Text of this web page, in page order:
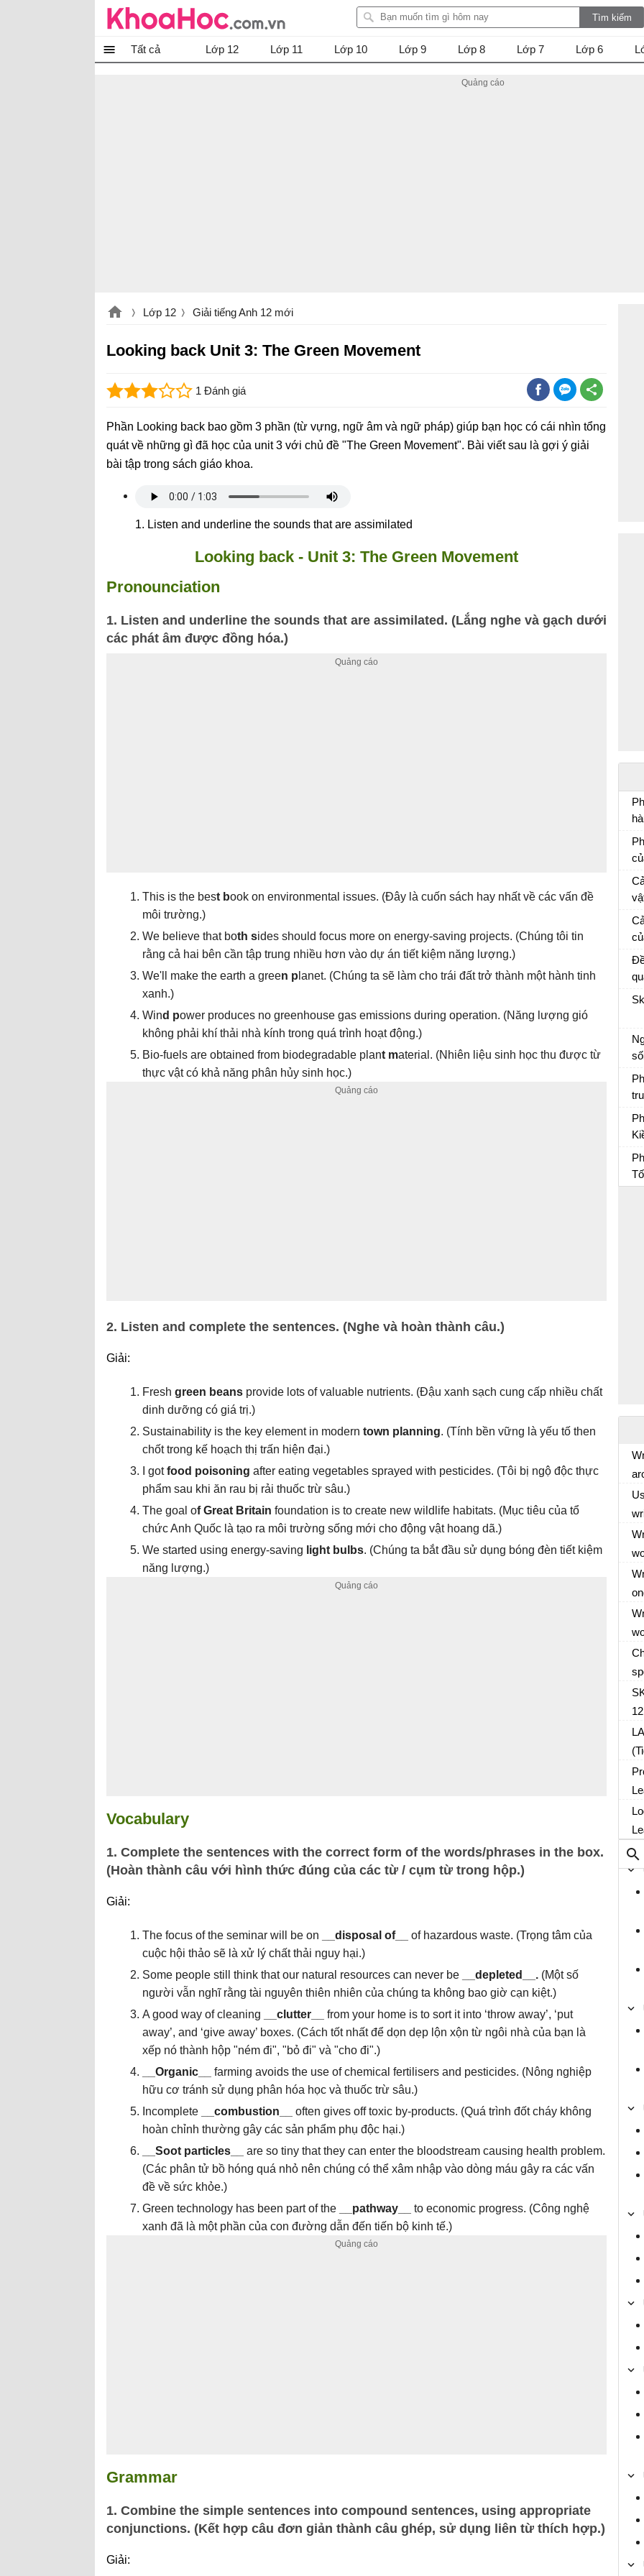
Tất cả Lớp 12 Lớp 11 Lớp 10 Lớp 9 Lớp 8 Lớp 7 Lớp 6
Lớp 12 Giải tiếng Anh 12 mới
Looking back Unit 3: The Green Movement
1 Đánh giá
Phần Looking back bao gồm 3 phần (từ vựng, ngữ âm và ngữ pháp) giúp bạn học có cái nhìn tổng
quát về những gì đã học của unit 3 với chủ đề "The Green Movement". Bài viết sau là gợi ý giải
bài tập trong sách giáo khoa.
1. Listen and underline the sounds that are assimilated
Looking back - Unit 3: The Green Movement
Pronounciation
1. Listen and underline the sounds that are assimilated. (Lắng nghe và gạch dưới
các phát âm được đồng hóa.)
This is the best book on environmental issues. (Đây là cuốn sách hay nhất về các vấn đề
môi trường.)
We believe that both sides should focus more on energy-saving projects. (Chúng tôi tin
rằng cả hai bên cần tập trung nhiều hơn vào dự án tiết kiệm năng lượng.)
We'll make the earth a green p lanet. (Chúng ta sẽ làm cho trái đất trở thành một hành tinh
xanh.)
Wind power produces no greenhouse gas emissions during operation. (Năng lượng gió
không phải khí thải nhà kính trong quá trình hoạt động.)
Bio-fuels are obtained from biodegradable plant material. (Nhiên liệu sinh học thu được từ
thực vật có khả năng phân hủy sinh học.)
2. Listen and complete the sentences. (Nghe và hoàn thành câu.)
Giải:
Fresh green beans provide lots of valuable nutrients. (Đậu xanh sạch cung cấp nhiều chất
dinh dưỡng có giá trị.)
Sustainability is the key element in modern town planning. (Tính bền vững là yếu tố then
chốt trong kế hoạch thị trấn hiện đại.)
I gotfood poisoning after eating vegetables sprayed with pesticides. (Tôi bị ngộ độc thực
phẩm sau khi ăn rau bị rải thuốc trừ sâu.)
The goal of Great Britain foundation is to create new wildlife habitats. (Mục tiêu của tổ
chức Anh Quốc là tạo ra môi trường sống mới cho động vật hoang dã.)
We started using energy-saving light bulbs. (Chúng ta bắt đầu sử dụng bóng đèn tiết kiệm
năng lượng.)
Vocabulary
1. Complete the sentences with the correct form of the words/phrases in the box.
(Hoàn thành câu với hình thức đúng của các từ / cụm từ trong hộp.)
Giải:
The focus of the seminar will be on __disposal of__ of hazardous waste. (Trọng tâm của
cuộc hội thảo sẽ là xử lý chất thải nguy hại.)
Some people still think that our natural resources can never be __depleted__. (Một số
người vẫn nghĩ rằng tài nguyên thiên nhiên của chúng ta không bao giờ cạn kiệt.)
A good way of cleaning
__clutter__
from your home is to sort it into ‘throw away’, ‘put
away’, and ‘give away’ boxes. (Cách tốt nhất để dọn dẹp lộn xộn từ ngôi nhà của bạn là
xếp nó thành hộp "ném đi", "bỏ đi" và "cho đi".)
__Organic__
farming avoids the use of chemical fertilisers and pesticides. (Nông nghiệp
hữu cơ tránh sử dụng phân hóa học và thuốc trừ sâu.)
Incomplete __combustion__
often gives off toxic by-products. (Quá trình đốt cháy không
hoàn chỉnh thường gây các sản phẩm phụ độc hại.)
__Soot particles__
are so tiny that they can enter the bloodstream causing health problem.
(Các phân tử bồ hóng quá nhỏ nên chúng có thể xâm nhập vào dòng máu gây ra các vấn
đề về sức khỏe.)
Green technology has been part of the
__pathway__
to economic progress. (Công nghệ
xanh đã là một phần của con đường dẫn đến tiến bộ kinh tế.)
Grammar
1. Combine the simple sentences into compound sentences, using appropriate
conjunctions. (Kết hợp câu đơn giản thành câu ghép, sử dụng liên từ thích hợp.)
Giải:
or
of
it.